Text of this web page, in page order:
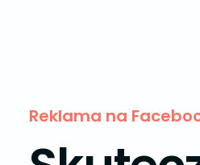
Reklama na